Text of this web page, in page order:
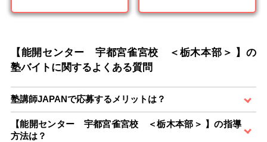
【能開センター 宇都宮雀宮校 ＜栃木本部＞ 】の
塾バイトに関するよくある質問
塾講師JAPANで応募するメリットは？
【能開センター 宇都宮雀宮校 ＜栃木本部＞ 】の指導
方法は？